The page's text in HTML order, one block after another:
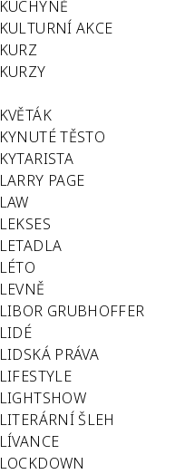
KUCHYNĚ
KULTURNÍ AKCE
KURZ
KURZY
KVĚTÁK
KYNUTÉ TĚSTO
KYTARISTA
LARRY PAGE
LAW
LEKSES
LETADLA
LÉTO
LEVNĚ
LIBOR GRUBHOFFER
LIDÉ
LIDSKÁ PRÁVA
LIFESTYLE
LIGHTSHOW
LITERÁRNÍ ŠLEH
LÍVANCE
LOCKDOWN